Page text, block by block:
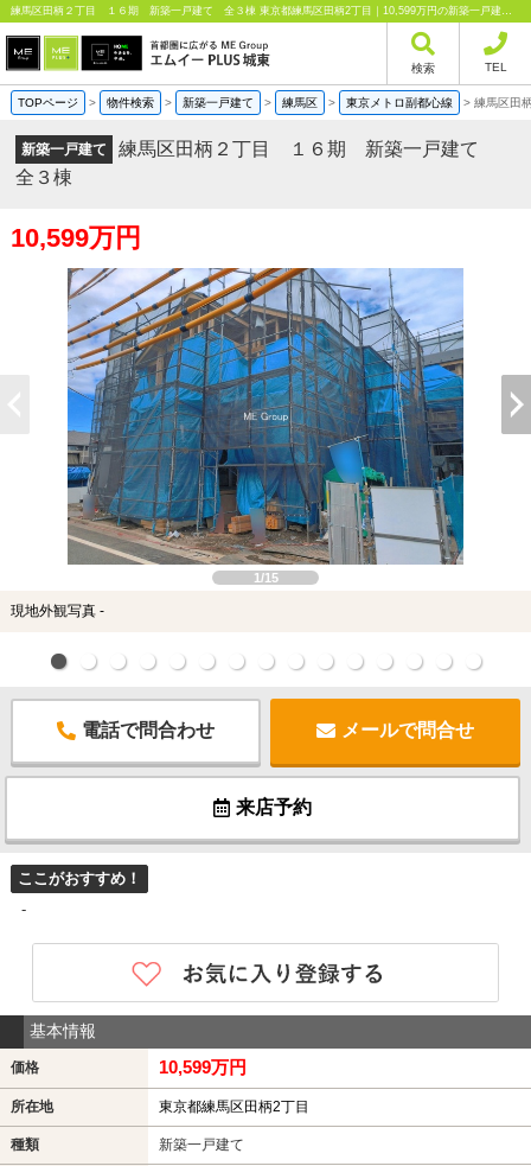
練馬区田柄２丁目 １６期 新築一戸建て 全３棟 東京都練馬区田柄2丁目｜10,599万円の新築一戸建て｜分譲住宅や新築物件｜エムイーPLUS城東株式会社
検索 TEL
TOPページ > 物件検索 > 新築一戸建て > 練馬区 > 東京メトロ副都心線 > 練馬区田
新築一戸建て
練馬区田柄２丁目 １６期 新築一戸建て
全３棟
10,599万円
1/15
現地外観写真 -
電話で問合わせ メールで問合せ
来店予約
ここがおすすめ！
-
基本情報
価格 10,599万円
所在地 東京都練馬区田柄2丁目
種類 新築一戸建て